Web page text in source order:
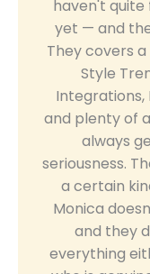
haven't
yet — and
They covers
Style
Integrations,
and plenty of
always
seriousness.
a certain
Monica
and they
everything